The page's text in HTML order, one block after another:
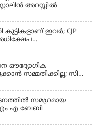
അറസ്റ്റിൽ
കുട്ടികളാണ് ഇവര്‍; CJP
ഔദ്യോഗിക
സമ്മതിക്കില്ല; സി
സമഗ്രമായ
എ ബേബി